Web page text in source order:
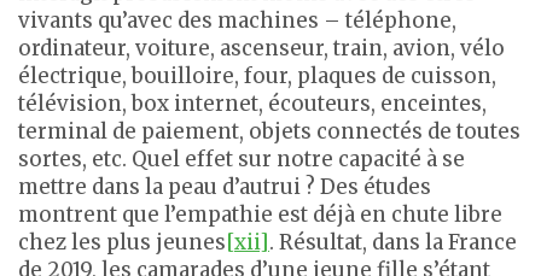
vivants qu’avec des machines – téléphone,
ordinateur, voiture, ascenseur, train, avion, vélo
électrique, bouilloire, four, plaques de cuisson,
télévision, box internet, écouteurs, enceintes,
terminal de paiement, objets connectés de toutes
sortes, etc. Quel effet sur notre capacité à se
mettre dans la peau d’autrui ? Des études
montrent que l’empathie est déjà en chute libre
chez les plus jeunes[xii]. Résultat, dans la France
de 2019, les camarades d’une jeune fille s’étant